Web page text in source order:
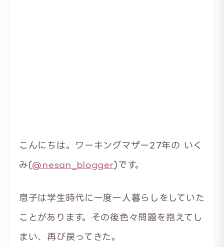
こんにちは。ワーキングマザー27年の いく
み(@nesan_blogger)です。
息子は学生時代に一度一人暮らしをしていた
ことがあります。その後色々問題を抱えてし
まい、再び戻ってきた。